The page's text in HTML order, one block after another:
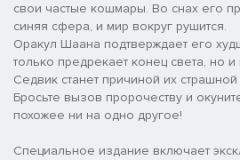
свои частые кошмары. Во снах его
синяя сфера, и мир вокруг рушится.
Оракул Шаана подтверждает его
только предрекает конец света, но
Седвик станет причиной их
Бросьте вызов пророчеству и
похожее ни на одно другое!
Специальное издание включает